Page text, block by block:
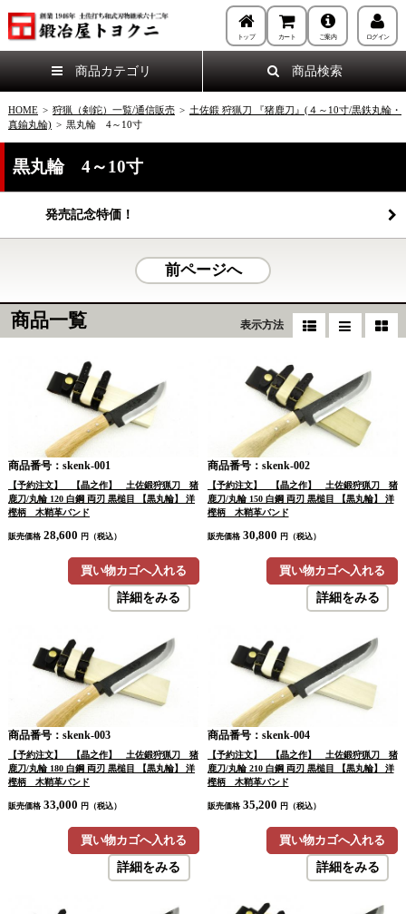
トップ カート ご案内 ログイン
商品カテゴリ 商品検索
HOME > 狩猟（剣鉈）一覧/通信販売 > 土佐鍛 狩猟刀 『猪鹿刀』(４～10寸/黒鉄丸輪・
真鍮丸輪) > 黒丸輪 4～10寸
黒丸輪 4～10寸
発売記念特価！
前ページへ
商品一覧 表示方法
商品番号：skenk-001
【予約注文】 【晶之作】 土佐鍛狩猟刀 猪
鹿刀/丸輪 120 白鋼 両刃 黒槌目 【黒丸輪】 洋
樫柄 木鞘革バンド
販売価格 28,600 円（税込）
買い物カゴへ入れる
詳細をみる
商品番号：skenk-002
【予約注文】 【晶之作】 土佐鍛狩猟刀 猪
鹿刀/丸輪 150 白鋼 両刃 黒槌目 【黒丸輪】 洋
樫柄 木鞘革バンド
販売価格 30,800 円（税込）
買い物カゴへ入れる
詳細をみる
商品番号：skenk-003
【予約注文】 【晶之作】 土佐鍛狩猟刀 猪
鹿刀/丸輪 180 白鋼 両刃 黒槌目 【黒丸輪】 洋
樫柄 木鞘革バンド
販売価格 33,000 円（税込）
買い物カゴへ入れる
詳細をみる
商品番号：skenk-004
【予約注文】 【晶之作】 土佐鍛狩猟刀 猪
鹿刀/丸輪 210 白鋼 両刃 黒槌目 【黒丸輪】 洋
樫柄 木鞘革バンド
販売価格 35,200 円（税込）
買い物カゴへ入れる
詳細をみる